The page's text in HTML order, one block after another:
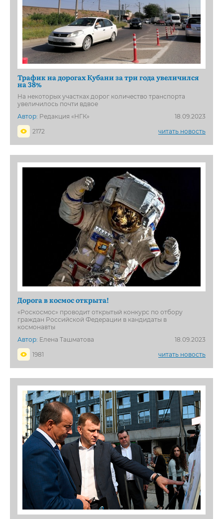
Трафик на дорогах Кубани за три года увеличился
на 38%
На некоторых участках дорог количество транспорта
увеличилось почти вдвое
Автор: Редакция «НГК»
18.09.2023
2172
читать новость
Дорога в космос открыта!
«Роскосмос» проводит открытый конкурс по отбору
граждан Российской Федерации в кандидаты в
космонавты
Автор: Елена Ташматова
18.09.2023
1981
читать новость